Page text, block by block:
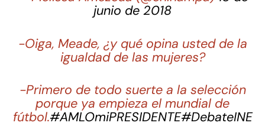
junio de 2018
-Oiga, Meade, ¿y qué opina usted de la
igualdad de las mujeres?
-Primero de todo suerte a la selección
porque ya empieza el mundial de
fútbol.#AMLOmiPRESIDENTE#DebateINE